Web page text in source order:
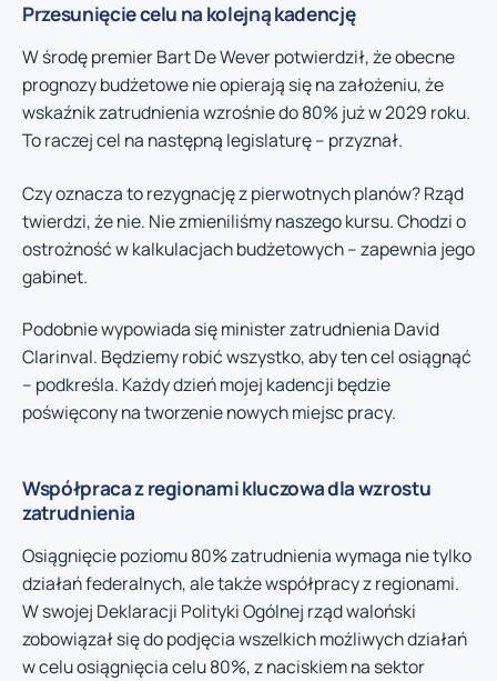
Przesunięcie celu na kolejną kadencję
W środę premier Bart De Wever potwierdził, że obecne
prognozy budżetowe nie opierają się na założeniu, że
wskaźnik zatrudnienia wzrośnie do 80% już w 2029 roku.
To raczej cel na następną legislaturę – przyznał.
Czy oznacza to rezygnację z pierwotnych planów? Rząd
twierdzi, że nie. Nie zmieniliśmy naszego kursu. Chodzi o
ostrożność w kalkulacjach budżetowych – zapewnia jego
gabinet.
Podobnie wypowiada się minister zatrudnienia David
Clarinval. Będziemy robić wszystko, aby ten cel osiągnąć
– podkreśla. Każdy dzień mojej kadencji będzie
poświęcony na tworzenie nowych miejsc pracy.
Współpraca z regionami kluczowa dla wzrostu
zatrudnienia
Osiągnięcie poziomu 80% zatrudnienia wymaga nie tylko
działań federalnych, ale także współpracy z regionami.
W swojej Deklaracji Polityki Ogólnej rząd waloński
zobowiązał się do podjęcia wszelkich możliwych działań
w celu osiągnięcia celu 80%, z naciskiem na sektor